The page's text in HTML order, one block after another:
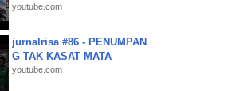
youtube.com
jurnalrisa #86 - PENUMPAN
G TAK KASAT MATA
youtube.com